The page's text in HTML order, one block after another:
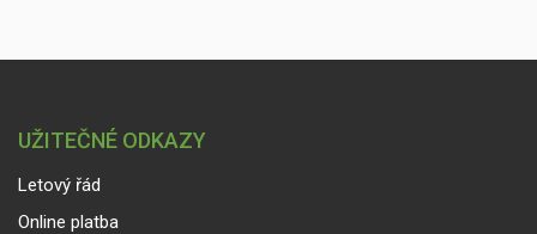
UŽITEČNÉ ODKAZY
Letový řád
Online platba